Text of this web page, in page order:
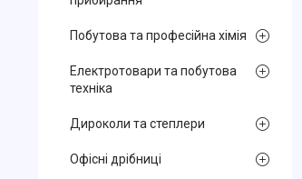
Побутова та професійна хімія
Електротовари та побутова
техніка
Дироколи та степлери
Офісні дрібниці